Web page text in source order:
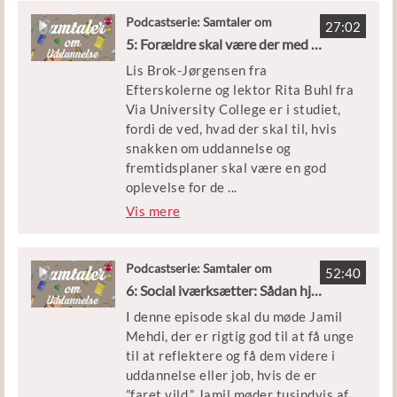
Rita Buhl fra Via University College
Efterskolerne
og stor viden om bæredygtigt
byggeri. Gustav og Anna ved mere
alder, men de er ikke stolte af det
klimaaftryk, byggebranchen
efterlader. Samtidig er de meget
enige om, at det også er dem, som
skal gøre noget ved det.
Som en lille bonus kommer Gustav
og Mads med flere gode tips til, hvad
Vi har også ringet til Lars Michael
Madsen fra Tradium, fordi han er
direktør på en Verdensmålsskole.
Han mener, at skolerne har et
kæmpe ansvar for at klæde de unge
på, så de kan blive en del af den
27:02
Podcastserie: Samtaler om
Uddannelse
5: Forældre skal være der med nærvær og kærlighed
Lis Brok-Jørgensen fra
Efterskolerne og lektor Rita Buhl fra
Via University College er i studiet,
fordi de ved, hvad der skal til, hvis
snakken om uddannelse og
fremtidsplaner skal være en god
oplevelse for de ...
unge.
skal vi i gang med de mere
dybsindige og filosofiske samtaler
med vores børn, hvor der er fokus på
det gode liv - og hvad der er vigtigt i
livet.
Der skal ikke så meget retning og
Vis mere
52:40
Podcastserie: Samtaler om
Uddannelse
6: Social iværksætter: Sådan hjælper jeg unge, der har det svært
I denne episode skal du møde Jamil
Mehdi, der er rigtig god til at få unge
til at reflektere og få dem videre i
uddannelse eller job, hvis de er